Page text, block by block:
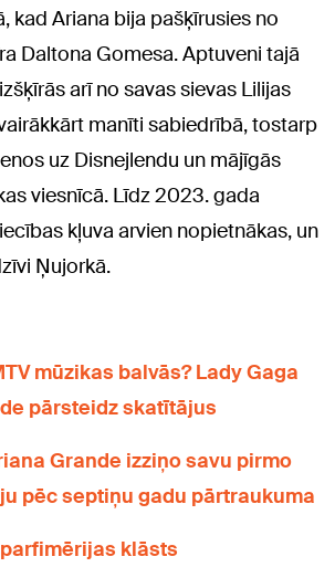
kad Ariana bija pašķīrusies no
Daltona Gomesa. Aptuveni tajā
arī no savas sievas Lilijas
manīti sabiedrībā, tostarp
uz Disnejlendu un mājīgās
viesnīcā. Līdz 2023. gada
kļuva arvien nopietnākas, un
Ņujorkā.
mūzikas balvās? Lady Gaga
pārsteidz skatītājus
Grande izziņo savu pirmo
pēc septiņu gadu pārtraukuma
klāsts